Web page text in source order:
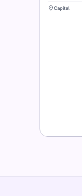
location_onCapital